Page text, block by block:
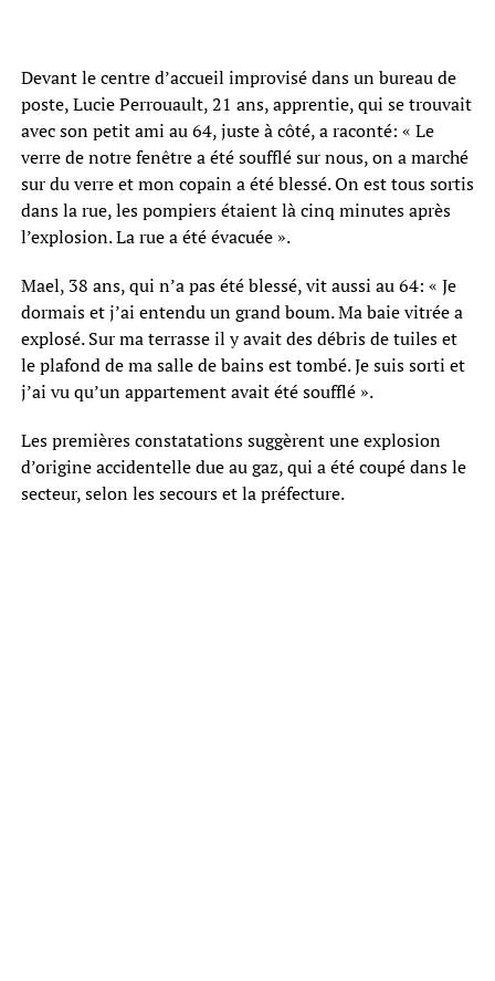
Devant le centre d’accueil improvisé dans un bureau de
poste, Lucie Perrouault, 21 ans, apprentie, qui se trouvait
avec son petit ami au 64, juste à côté, a raconté: « Le
verre de notre fenêtre a été soufflé sur nous, on a marché
sur du verre et mon copain a été blessé. On est tous sortis
dans la rue, les pompiers étaient là cinq minutes après
l’explosion. La rue a été évacuée ».
Mael, 38 ans, qui n’a pas été blessé, vit aussi au 64: « Je
dormais et j’ai entendu un grand boum. Ma baie vitrée a
explosé. Sur ma terrasse il y avait des débris de tuiles et
le plafond de ma salle de bains est tombé. Je suis sorti et
j’ai vu qu’un appartement avait été soufflé ».
Les premières constatations suggèrent une explosion
d’origine accidentelle due au gaz, qui a été coupé dans le
secteur, selon les secours et la préfecture.